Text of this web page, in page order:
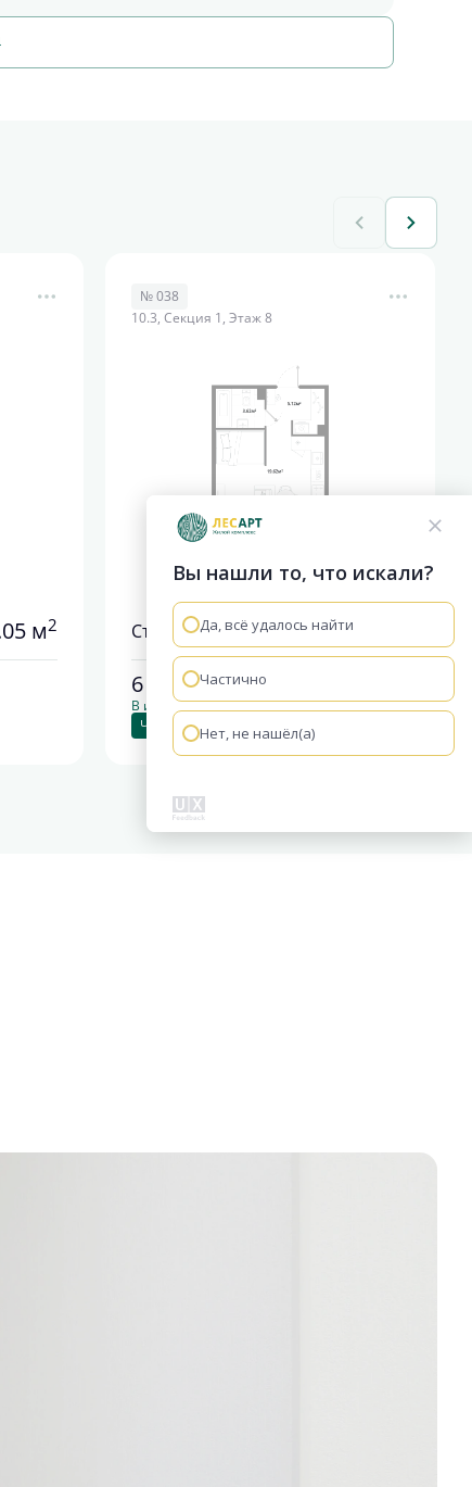
м2
№ 038
10.3, Секция 1, Этаж 8
Студия 31.05 м
6 998 918руб.
В ипотеку от 25 984 руб./мес.
Чистовая отделка
Вы нашли то, что искали?
Да, всё удалось найти
Частично
Нет, не нашёл(а)